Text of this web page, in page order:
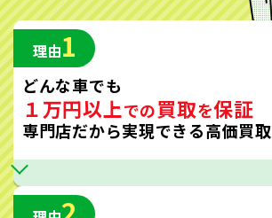
理由1
どんな車でも
１万円以上での買取を保証
専門店だから実現できる高価買取